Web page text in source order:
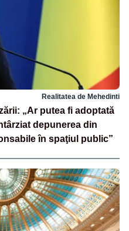
Realitatea de Mehedinti
„Ar putea fi adoptată
depunerea din
în spaţiul public”